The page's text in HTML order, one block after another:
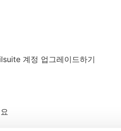
계정 업그레이드하기